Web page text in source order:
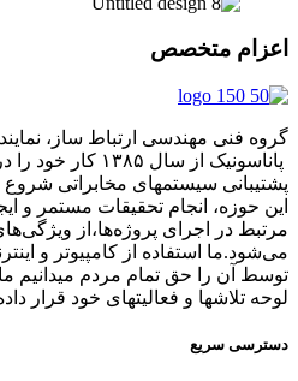
اعزام متخصص
گروه فنی مهندسی ارتباط ساز،
پاناسونیک از سال
پشتیبانی سیستمهای مخابراتی
این حوزه، انجام تحقیقات مستمر و
مرتبط در اجرای پروژه‌ها،از
می‌شود.ما استفاده از کامپیوتر و
توسط آن را حق تمام مردم میدانیم
لوحه تلاشها و فعالیتهای خود قرار
دسترسی سریع